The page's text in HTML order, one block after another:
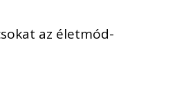
az életmód-